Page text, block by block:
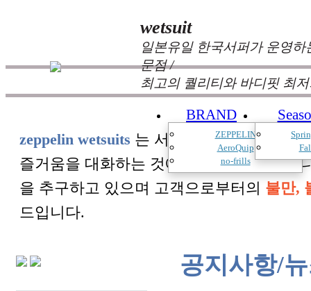
wetsuit
일본유일 한국서퍼가 운영
문점 /
최고의 퀄리티와 바디핏 최
BRAND
ZEPPELIN
AeroQuip
no-frills
zeppelin wetsuits 는 서퍼들의 느낌과 의견
즐거움을 대화하는 것에 목표를 두고 있
을 추구하고 있으며 고객으로부터의 불만,
드입니다.
공지사항/